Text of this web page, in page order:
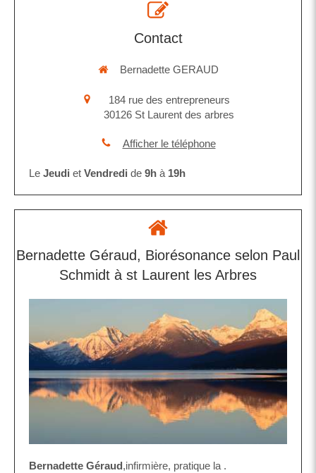
Contact
Bernadette GERAUD
184 rue des entrepreneurs
30126 St Laurent des arbres
Afficher le téléphone
Le Jeudi et Vendredi de 9h à 19h
Bernadette Géraud, Biorésonance selon Paul
Schmidt à st Laurent les Arbres
Bernadette Géraud,infirmière, pratique la .